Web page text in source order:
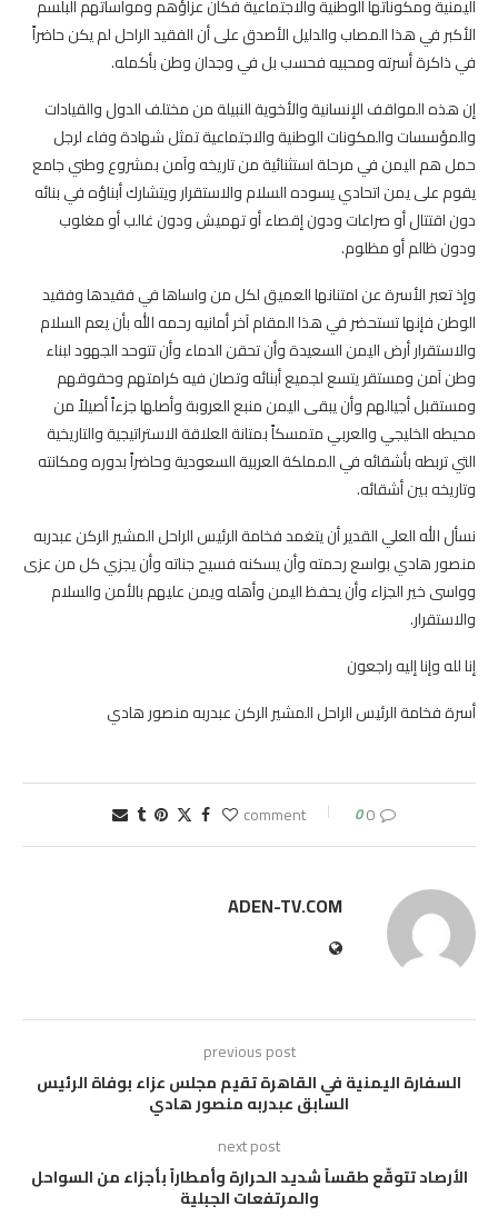
اليمنية ومكوناتها الوطنية والاجتماعية فكان عزاؤهم ومواساتهم البلسم
الأكبر في هذا المصاب والدليل الأصدق على أن الفقيد الراحل لم يكن حاضراً
في ذاكرة أسرته ومحبيه فحسب بل في وجدان وطن بأكمله.
إن هذه المواقف الإنسانية والأخوية النبيلة من مختلف الدول والقيادات
والمؤسسات والمكونات الوطنية والاجتماعية تمثل شهادة وفاء لرجل
حمل هم اليمن في مرحلة استثنائية من تاريخه وآمن بمشروع وطني جامع
يقوم على يمن اتحادي يسوده السلام والاستقرار ويتشارك أبناؤه في بنائه
دون اقتتال أو صراعات ودون إقصاء أو تهميش ودون غالب أو مغلوب
ودون ظالم أو مظلوم.
وإذ تعبر الأسرة عن امتنانها العميق لكل من واساها في فقيدها وفقيد
الوطن فإنها تستحضر في هذا المقام آخر أمانيه رحمه الله بأن يعم السلام
والاستقرار أرض اليمن السعيدة وأن تحقن الدماء وأن تتوحد الجهود لبناء
وطن آمن ومستقر يتسع لجميع أبنائه وتصان فيه كرامتهم وحقوقهم
ومستقبل أجيالهم وأن يبقى اليمن منبع العروبة وأصلها جزءاً أصيلاً من
محيطه الخليجي والعربي متمسكاً بمتانة العلاقة الاستراتيجية والتاريخية
التي تربطه بأشقائه في المملكة العربية السعودية وحاضراً بدوره ومكانته
وتاريخه بين أشقائه.
نسأل الله العلي القدير أن يتغمد فخامة الرئيس الراحل المشير الركن عبدربه
منصور هادي بواسع رحمته وأن يسكنه فسيح جناته وأن يجزي كل من عزى
وواسى خير الجزاء وأن يحفظ اليمن وأهله ويمن عليهم بالأمن والسلام
والاستقرار.
إنا لله وإنا إليه راجعون
أسرة فخامة الرئيس الراحل المشير الركن عبدربه منصور هادي
0 comment
0
ADEN-TV.COM
previous post
السفارة اليمنية في القاهرة تقيم مجلس عزاء بوفاة الرئيس
السابق عبدربه منصور هادي
next post
الأرصاد تتوقّع طقساً شديد الحرارة وأمطاراً بأجزاء من السواحل
والمرتفعات الجبلية